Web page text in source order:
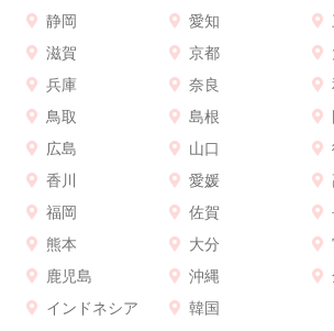
静岡
愛知
滋賀
京都
兵庫
奈良
鳥取
島根
広島
山口
香川
愛媛
福岡
佐賀
熊本
大分
鹿児島
沖縄
インドネシア
韓国